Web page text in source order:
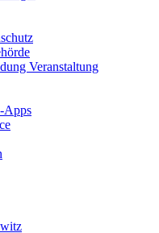
Veranstaltung
Apps